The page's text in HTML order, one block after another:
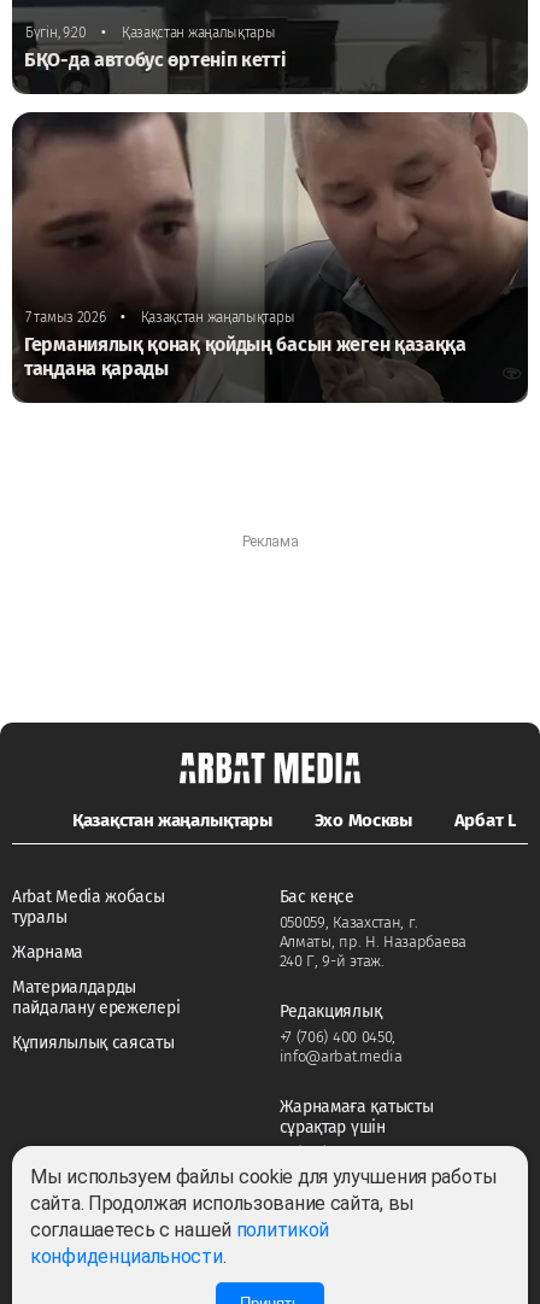
Бүгін, 9:20 • Қазақстан жаңалықтары
БҚО-да автобус өртеніп кетті
7 тамыз 2026 • Қазақстан жаңалықтары
Германиялық қонақ қойдың басын жеген қазаққа
таңдана қарады
Қазақстан жаңалықтары Эхо Москвы Арбат LIFE
Arbat Media жобасы
туралы
Жарнама
Материалдарды
пайдалану ережелері
Құпиялылық саясаты
Бас кеңсе
050059, Казахстан, г.
Алматы, пр. Н. Назарбаева
240 Г, 9-й этаж.
Редакциялық
+7 (706) 400 0450,
info@arbat.media
Жарнамаға қатысты
сұрақтар үшін
adv@arbat.media
Мы используем файлы cookie для улучшения работы
сайта. Продолжая использование сайта, вы
соглашаетесь с нашей политикой
конфиденциальности.